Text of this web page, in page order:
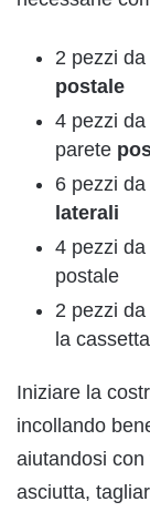
2 pezzi
postale
4 pezzi
parete
6 pezzi
laterali
4 pezzi
postale
2 pezzi
la
Iniziare la
incollando
aiutandosi
asciutta,